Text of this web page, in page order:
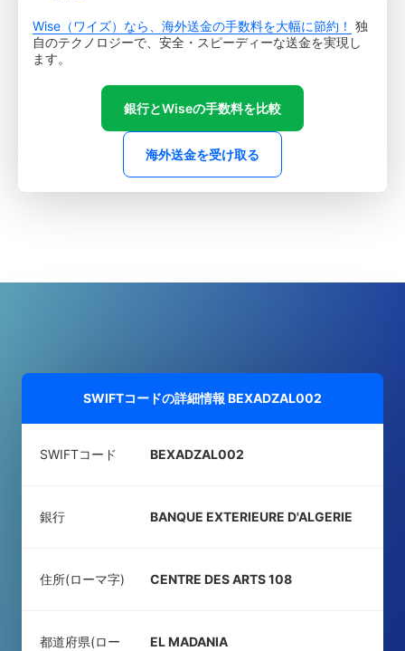
Wise（ワイズ）なら、海外送金の手数料を大幅に節約！ 独
自のテクノロジーで、安全・スピーディーな送金を実現し
ます。
銀行とWiseの手数料を比較
海外送金を受け取る
SWIFTコードの詳細情報 BEXADZAL002
SWIFTコード BEXADZAL002
銀行 BANQUE EXTERIEURE D'ALGERIE
住所(ローマ字) CENTRE DES ARTS 108
都道府県(ロー
EL MADANIA